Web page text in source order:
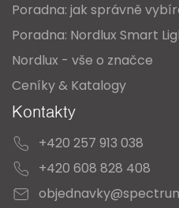
Poradna: jak správně
Poradna: Nordlux Smart
Nordlux - vše o značce
Ceníky & Katalogy
Kontakty
+420 257 913 038
+420 608 828 408